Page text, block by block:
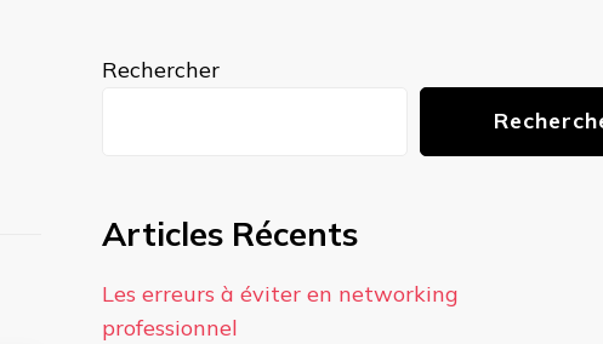
Rechercher
Articles Récents
Les erreurs à éviter en networking
professionnel